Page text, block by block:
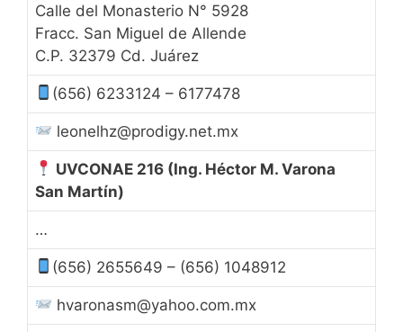
Calle del Monasterio N° 5928
Fracc. San Miguel de Allende
C.P. 32379 Cd. Juárez
(656) 6233124 – 6177478
leonelhz@prodigy.net.mx
UVCONAE 216 (Ing. Héctor M. Varona
San Martín)
…
(656) 2655649 – (656) 1048912
hvaronasm@yahoo.com.mx